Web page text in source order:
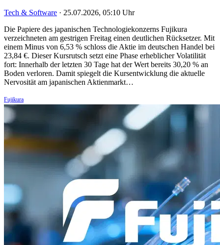
Tech & Software · 25.07.2026, 05:10 Uhr
Die Papiere des japanischen Technologiekonzerns Fujikura
verzeichneten am gestrigen Freitag einen deutlichen Rücksetzer. Mit
einem Minus von 6,53 % schloss die Aktie im deutschen Handel bei
23,84 €. Dieser Kursrutsch setzt eine Phase erheblicher Volatilität
fort: Innerhalb der letzten 30 Tage hat der Wert bereits 30,20 % an
Boden verloren. Damit spiegelt die Kursentwicklung die aktuelle
Nervosität am japanischen Aktienmarkt…
Fujikura